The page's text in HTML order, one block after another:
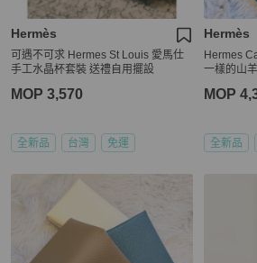
Hermès
可遇不可求 Hermes St Louis 愛馬仕
手工水晶杯套裝 送禮自用擺設
MOP 3,570
全新品 台灣 免運
Hermès
Hermes
一樣的山
MOP
全新品